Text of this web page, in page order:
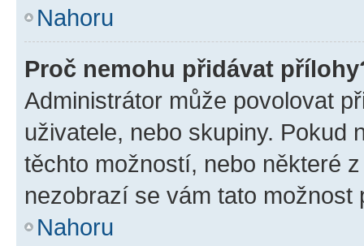
Nahoru
Proč nemohu přidávat
Administrátor může povolovat
uživatele, nebo skupiny. Pokud
těchto možností, nebo některé
nezobrazí se vám tato
Nahoru